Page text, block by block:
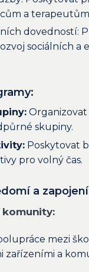
a
dovedností:
sociálních a
skupiny.
Poskytovat
pro volný čas.
a
mezi
zařízeními a